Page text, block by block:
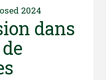
2024
dans